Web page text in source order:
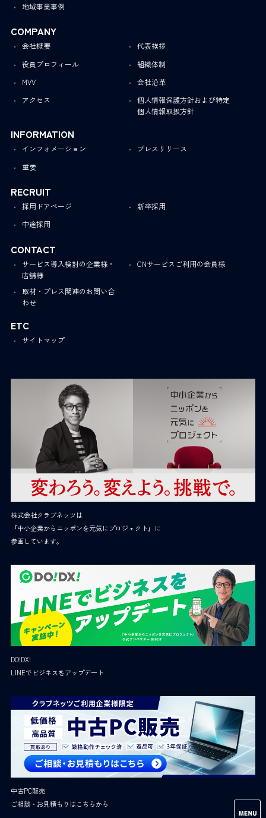
地域事業事例
COMPANY
会社概要
代表挨拶
役員プロフィール
組織体制
MVV
会社沿革
アクセス
個人情報保護方針および特定
個人情報取扱方針
INFORMATION
インフォメーション
プレスリリース
重要
RECRUIT
採用ドアページ
新卒採用
中途採用
CONTACT
サービス導入検討の企業様・
店舗様
CNサービスご利用の会員様
取材・プレス関連のお問い合
わせ
ETC
サイトマップ
株式会社クラブネッツは
『中小企業からニッポンを元気にプロジェクト』に
参画しています。
DO!DX!
LINEでビジネスをアップデート
中古PC販売
ご相談・お見積もりはこちらから